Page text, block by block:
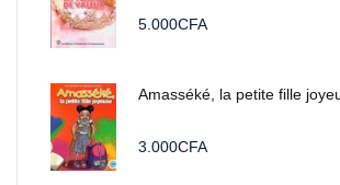
5.000CFA
Amasséké, la petite fille
3.000CFA